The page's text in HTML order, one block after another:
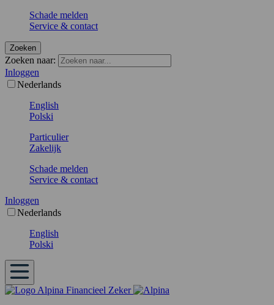
Schade melden
Service & contact
Zoeken
Zoeken naar:
Inloggen
Nederlands
English
Polski
Particulier
Zakelijk
Schade melden
Service & contact
Inloggen
Nederlands
English
Polski